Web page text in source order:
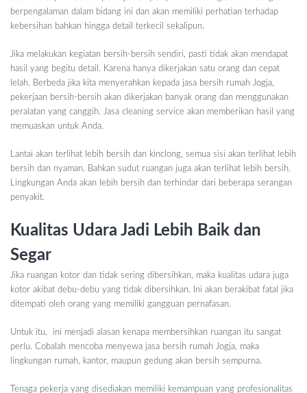
berpengalaman dalam bidang ini dan akan memiliki perhatian terhadap
kebersihan bahkan hingga detail terkecil sekalipun.
Jika melakukan kegiatan bersih-bersih sendiri, pasti tidak akan mendapat
hasil yang begitu detail. Karena hanya dikerjakan satu orang dan cepat
lelah. Berbeda jika kita menyerahkan kepada jasa bersih rumah Jogja,
pekerjaan bersih-bersih akan dikerjakan banyak orang dan menggunakan
peralatan yang canggih. Jasa cleaning service akan memberikan hasil yang
memuaskan untuk Anda.
Lantai akan terlihat lebih bersih dan kinclong, semua sisi akan terlihat lebih
bersih dan nyaman. Bahkan sudut ruangan juga akan terlihat lebih bersih.
Lingkungan Anda akan lebih bersih dan terhindar dari beberapa serangan
penyakit.
Kualitas Udara Jadi Lebih Baik dan
Segar
Jika ruangan kotor dan tidak sering dibersihkan, maka kualitas udara juga
kotor akibat debu-debu yang tidak dibersihkan. Ini akan berakibat fatal jika
ditempati oleh orang yang memiliki gangguan pernafasan.
Untuk itu, ini menjadi alasan kenapa membersihkan ruangan itu sangat
perlu. Cobalah mencoba menyewa jasa bersih rumah Jogja, maka
lingkungan rumah, kantor, maupun gedung akan bersih sempurna.
Tenaga pekerja yang disediakan memiliki kemampuan yang profesionalitas